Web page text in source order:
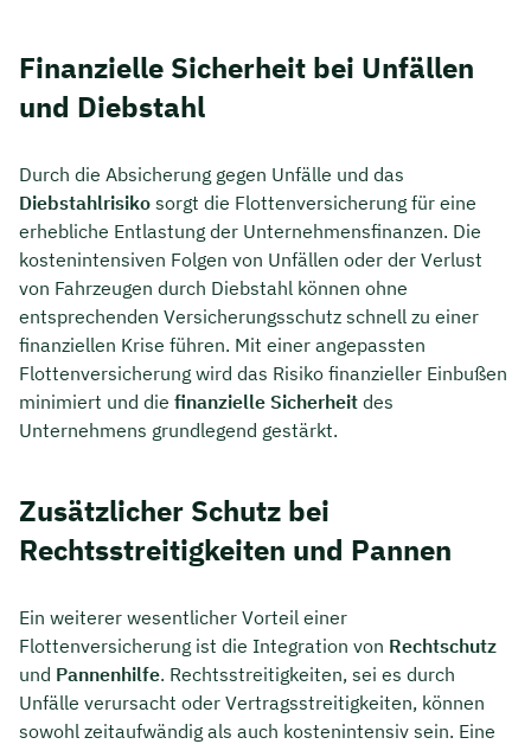
Finanzielle Sicherheit bei Unfällen
und Diebstahl
Durch die Absicherung gegen Unfälle und das
Diebstahlrisiko sorgt die Flottenversicherung für eine
erhebliche Entlastung der Unternehmensfinanzen. Die
kostenintensiven Folgen von Unfällen oder der Verlust
von Fahrzeugen durch Diebstahl können ohne
entsprechenden Versicherungsschutz schnell zu einer
finanziellen Krise führen. Mit einer angepassten
Flottenversicherung wird das Risiko finanzieller Einbußen
minimiert und die finanzielle Sicherheit des
Unternehmens grundlegend gestärkt.
Zusätzlicher Schutz bei
Rechtsstreitigkeiten und Pannen
Ein weiterer wesentlicher Vorteil einer
Flottenversicherung ist die Integration von Rechtschutz
und Pannenhilfe. Rechtsstreitigkeiten, sei es durch
Unfälle verursacht oder Vertragsstreitigkeiten, können
sowohl zeitaufwändig als auch kostenintensiv sein. Eine